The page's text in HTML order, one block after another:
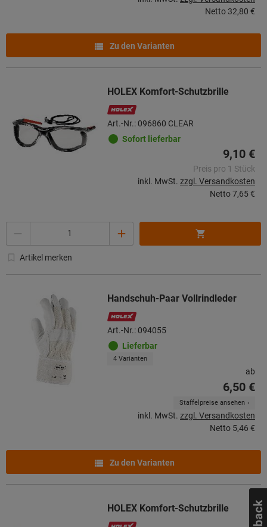
Netto 32,80 €
Zu den Varianten
HOLEX Komfort-Schutzbrille
Art.-Nr.: 096860 CLEAR
Sofort lieferbar
9,10 €
Preis pro 1 Stück
inkl. MwSt. zzgl. Versandkosten
Netto7,65 €
Artikel merken
Handschuh-Paar Vollrindleder
Art.-Nr.: 094055
Lieferbar
4 Varianten
ab
6,50 €
Staffelpreise ansehen
inkl. MwSt. zzgl. Versandkosten
Netto 5,46 €
Zu den Varianten
HOLEX Komfort-Schutzbrille